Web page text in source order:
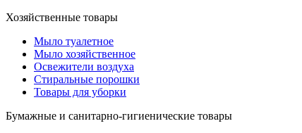
Хозяйственные товары
Мыло туалетное
Мыло хозяйственное
Освежители воздуха
Стиральные порошки
Товары для уборки
Бумажные и санитарно-гигиенические товары